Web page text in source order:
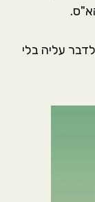
עליה בלי